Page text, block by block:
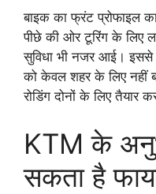
बाइक का फ्रंट प्रोफाइल
पीछे की ओर टूरिंग के लिए
सुविधा भी नजर आई।
को केवल शहर के लिए नहीं
रोडिंग दोनों के लिए तैयार
KTM के
सकता है